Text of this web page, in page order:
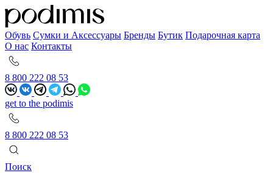
Обувь Сумки и Аксессуары Бренды Бутик Подарочная карта
О нас Контакты
8 800 222 08 53
get to the podimis
8 800 222 08 53
Поиск